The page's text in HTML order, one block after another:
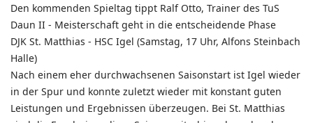
Den kommenden Spieltag tippt Ralf Otto, Trainer des TuS
Daun II - Meisterschaft geht in die entscheidende Phase
DJK St. Matthias - HSC Igel (Samstag, 17 Uhr, Alfons Steinbach
Halle)
Nach einem eher durchwachsenen Saisonstart ist Igel wieder
in der Spur und konnte zuletzt wieder mit konstant guten
Leistungen und Ergebnissen überzeugen. Bei St. Matthias